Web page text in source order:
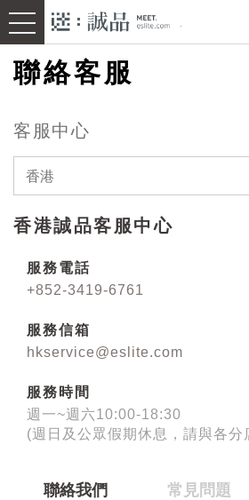
聯絡客服
客服中心
香港
香港誠品客服中心
服務電話
+852-3419-6761
服務信箱
hkservice@eslite.com
服務時間
週一~週六10:00-18:30
(週日及公眾假期休息，請與各分
聯絡我們 常見問題